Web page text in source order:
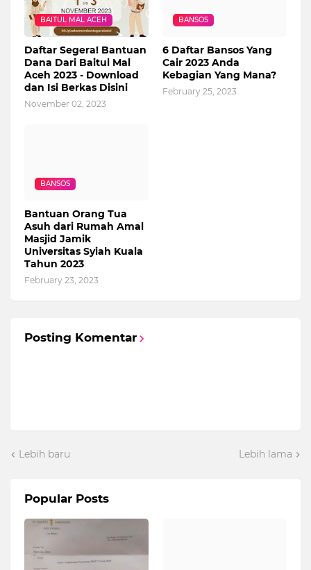
BAITUL MAL ACEH
Daftar Segera! Bantuan
Dana Dari Baitul Mal
Aceh 2023 - Download
dan Isi Berkas Disini
November 02, 2023
BANSOS
6 Daftar Bansos Yang
Cair 2023 Anda
Kebagian Yang Mana?
February 25, 2023
BANSOS
Bantuan Orang Tua
Asuh dari Rumah Amal
Masjid Jamik
Universitas Syiah Kuala
Tahun 2023
February 23, 2023
Posting Komentar
Lebih baru Lebih lama
Popular Posts